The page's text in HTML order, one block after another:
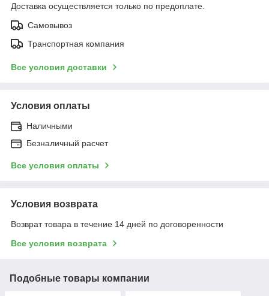
Доставка осуществляется только по предоплате.
Самовывоз
Транспортная компания
Все условия доставки
Условия оплаты
Наличными
Безналичный расчет
Все условия оплаты
Условия возврата
Возврат товара в течение 14 дней по договоренности
Все условия возврата
Подобные товары компании